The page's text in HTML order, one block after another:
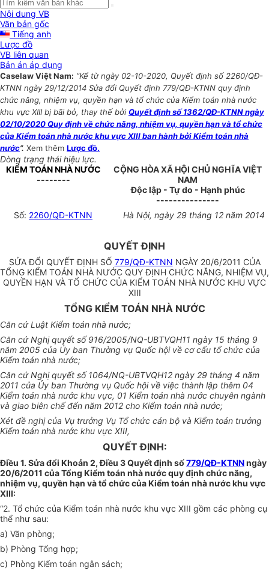
Nội dung VB
Văn bản gốc
Tiếng anh
Lược đồ
VB liên quan
Bản án áp dụng
Caselaw Việt Nam: “Kể từ ngày 02-10-2020, Quyết định số 2260/QĐ-
KTNN ngày 29/12/2014 Sửa đổi Quyết định 779/QĐ-KTNN quy định
chức năng, nhiệm vụ, quyền hạn và tổ chức của Kiểm toán nhà nước
khu vực XIII bị bãi bỏ, thay thế bởi Quyết định số 1362/QĐ-KTNN ngày
02/10/2020 Quy định về chức năng, nhiệm vụ, quyền hạn và tổ chức
của Kiểm toán nhà nước khu vực XIII ban hành bởi Kiểm toán nhà
nước”. Xem thêm Lược đồ.
Dòng trạng thái hiệu lực.
KIỂM TOÁN NHÀ NƯỚC
--------
CỘNG HÒA XÃ HỘI CHỦ NGHĨA VIỆT
NAM
Độc lập - Tự do - Hạnh phúc
---------------
Số: 2260/QĐ-KTNN Hà Nội, ngày 29 tháng 12 năm 2014
QUYẾT ĐỊNH
SỬA ĐỔI QUYẾT ĐỊNH SỐ 779/QĐ-KTNN NGÀY 20/6/2011 CỦA
TỔNG KIỂM TOÁN NHÀ NƯỚC QUY ĐỊNH CHỨC NĂNG, NHIỆM VỤ,
QUYỀN HẠN VÀ TỔ CHỨC CỦA KIỂM TOÁN NHÀ NƯỚC KHU VỰC
XIII
TỔNG KIỂM TOÁN NHÀ NƯỚC
Căn cứ Luật Kiểm toán nhà nước;
Căn cứ Nghị quyết số 916/2005/NQ-UBTVQH11 ngày 15 tháng 9
năm 2005 của Ủy ban Thường vụ Quốc hội về cơ cấu tổ chức của
Kiểm toán nhà nước;
Căn cứ Nghị quyết số 1064/NQ-UBTVQH12 ngày 29 tháng 4 năm
2011 của Ủy ban Thường vụ Quốc hội về việc thành lập thêm 04
Kiểm toán nhà nước khu vực, 01 Kiểm toán nhà nước chuyên ngành
và giao biên chế đến năm 2012 cho Kiểm toán nhà nước;
Xét đề nghị của Vụ trưởng Vụ Tổ chức cán bộ và Kiểm toán trưởng
Kiểm toán nhà nước khu vực XIII,
QUYẾT ĐỊNH:
Điều 1. Sửa đổi Khoản 2, Điều 3 Quyết định số779/QĐ-KTNNngày
20/6/2011 của Tổng Kiểm toán nhà nước quy định chức năng,
nhiệm vụ, quyền hạn và tổ chức của Kiểm toán nhà nước khu vực
XIII:
“2. Tổ chức của Kiểm toán nhà nước khu vực XIII gồm các phòng cụ
thể như sau:
a) Văn phòng;
b) Phòng Tổng hợp;
c) Phòng Kiểm toán ngân sách;